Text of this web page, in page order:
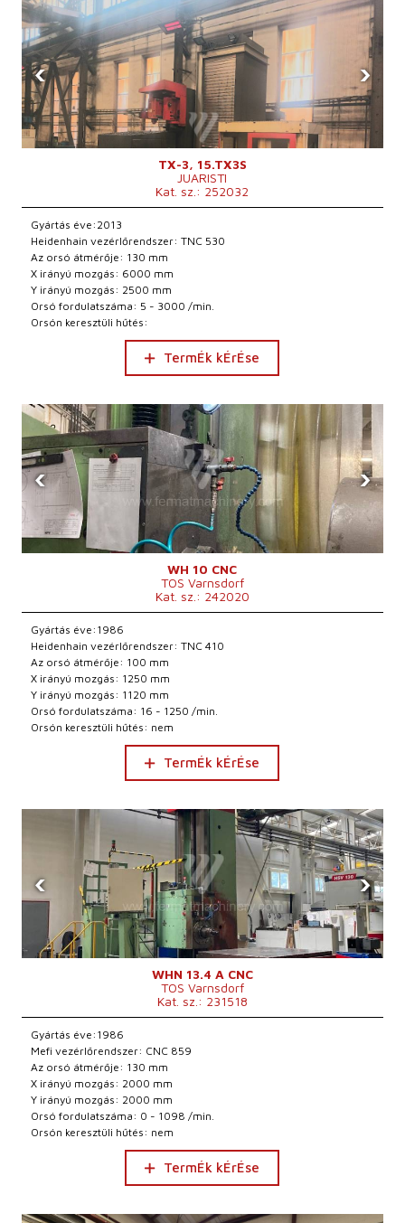
‹ ›
TX-3, 15.TX3S
JUARISTI
Kat. sz.: 252032
Gyártás éve:2013
Heidenhain vezérlőrendszer: TNC 530
Az orsó átmérője: 130 mm
X irányú mozgás: 6000 mm
Y irányú mozgás: 2500 mm
Orsó fordulatszáma: 5 - 3000 /min.
Orsón keresztüli hűtés:
TermÉk kÉrÉse
‹ ›
WH 10 CNC
TOS Varnsdorf
Kat. sz.: 242020
Gyártás éve:1986
Heidenhain vezérlőrendszer: TNC 410
Az orsó átmérője: 100 mm
X irányú mozgás: 1250 mm
Y irányú mozgás: 1120 mm
Orsó fordulatszáma: 16 - 1250 /min.
Orsón keresztüli hűtés: nem
TermÉk kÉrÉse
‹ ›
WHN 13.4 A CNC
TOS Varnsdorf
Kat. sz.: 231518
Gyártás éve:1986
Mefi vezérlőrendszer: CNC 859
Az orsó átmérője: 130 mm
X irányú mozgás: 2000 mm
Y irányú mozgás: 2000 mm
Orsó fordulatszáma: 0 - 1098 /min.
Orsón keresztüli hűtés: nem
TermÉk kÉrÉse